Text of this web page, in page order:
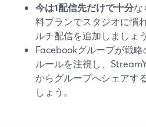
今は1配信先だけで十分な
料プランでスタジオに慣
ルチ配信を追加しましょう
Facebookグループが戦
ルールを注視し、
からグループへシェアす
しょう。